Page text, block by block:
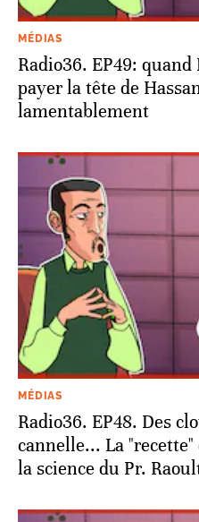
MÉDIAS
Radio36. EP49:
payer la tête de
lamentablement
MÉDIAS
Radio36. EP48. Des
cannelle... La
la science du Pr.